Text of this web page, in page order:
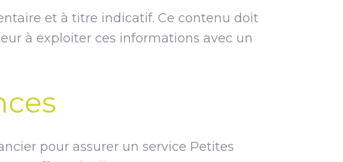
et à titre indicatif. Ce contenu doit
à exploiter ces informations avec un
pour assurer un service Petites